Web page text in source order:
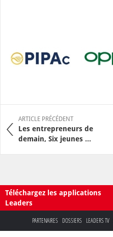
ARTICLE PRÉCÉDENT
Les entrepreneurs de
demain, Six jeunes ...
Téléchargez les applications
Leaders
PARTENAIRES DOSSIERS LEADERS TV